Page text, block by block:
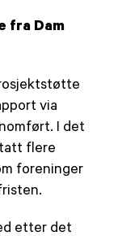
fra Dam
via
I det
flere
foreninger
etter det